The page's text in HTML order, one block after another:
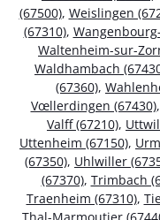
(67500), Weislingen
(67310),
Waltenheim-sur-
Waldhambach
(67360),
Vœllerdingen (67430),
Valff (67210),
Uttenheim (67150),
(67350), Uhlwiller
(67370), Trimbach
Traenheim (67310),